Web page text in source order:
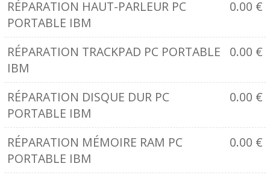
RÉPARATION HAUT-PARLEUR PC
PORTABLE IBM
0.00 €
RÉPARATION TRACKPAD PC PORTABLE
IBM
0.00 €
RÉPARATION DISQUE DUR PC
PORTABLE IBM
0.00 €
RÉPARATION MÉMOIRE RAM PC
PORTABLE IBM
0.00 €